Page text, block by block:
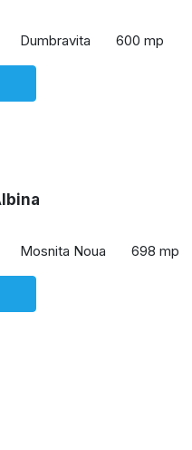
Dumbravita 600 mp
Mosnita Noua 698 mp